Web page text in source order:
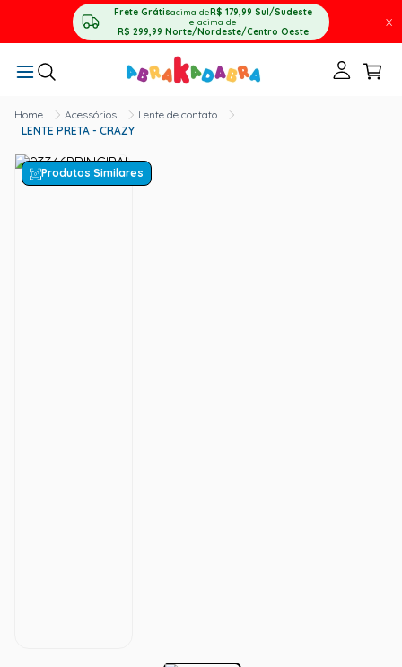
Frete Grátisacima deR$ 179,99 Sul/Sudeste
e acima de
R$ 299,99 Norte/Nordeste/Centro Oeste
X
Acessórios
Lente de contato
LENTE PRETA - CRAZY
Produtos Similares